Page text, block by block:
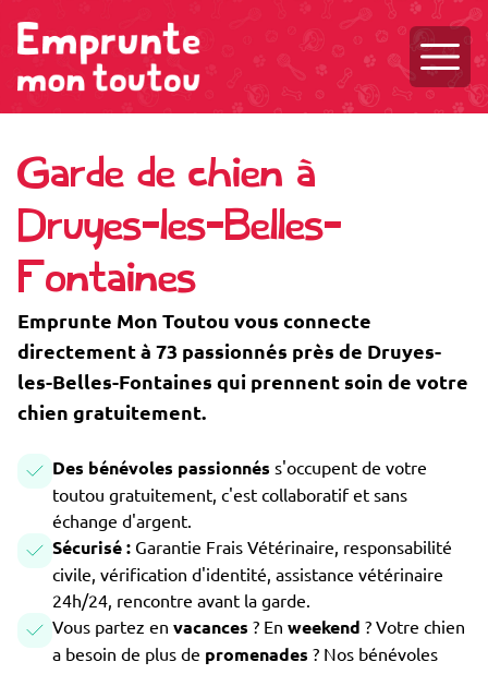
Garde de chien à
Druyes-les-Belles-
Fontaines
Emprunte Mon Toutou vous connecte
directement à 73 passionnés près de Druyes-
les-Belles-Fontaines qui prennent soin de votre
chien gratuitement.
Des bénévoles passionnés s'occupent de votre
toutou gratuitement, c'est collaboratif et sans
échange d'argent.
Sécurisé : Garantie Frais Vétérinaire, responsabilité
civile, vérification d'identité, assistance vétérinaire
24h/24, rencontre avant la garde.
Vous partez en vacances ? En weekend ? Votre chien
a besoin de plus de promenades ? Nos bénévoles